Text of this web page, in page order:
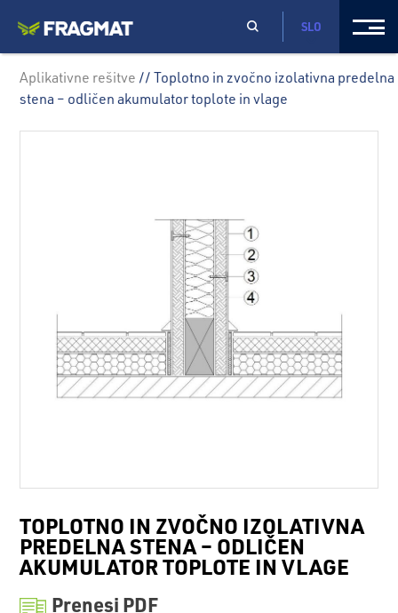
SLO
Aplikativne rešitve // Toplotno in zvočno izolativna predelna
stena – odličen akumulator toplote in vlage
TOPLOTNO IN ZVOČNO IZOLATIVNA
PREDELNA STENA – ODLIČEN
AKUMULATOR TOPLOTE IN VLAGE
Prenesi PDF